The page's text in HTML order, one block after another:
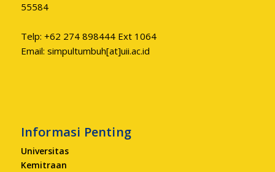
55584
Telp: +62 274 898444 Ext 1064
Email: simpultumbuh[at]uii.ac.id
Informasi Penting
Universitas
Kemitraan